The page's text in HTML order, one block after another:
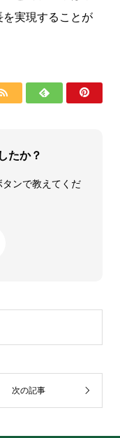
実現することが
  
たか？
ンで教えてくだ
次の記事